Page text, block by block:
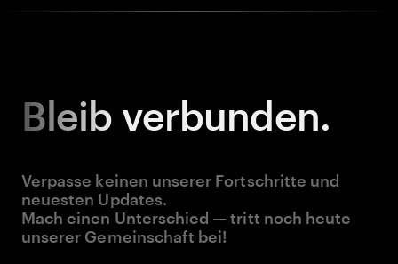
Bleib verbunden.
Verpasse keinen unserer Fortschritte und
neuesten Updates.
Mach einen Unterschied — tritt noch heute
unserer Gemeinschaft bei!